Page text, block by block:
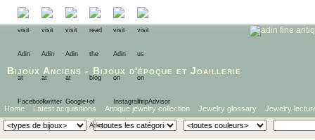
Bijoux Anciens - Bijoux d'époque et Joaillerie
Home Latest acquisitions Antique jewelry collection Jewelry glossary Jewelry